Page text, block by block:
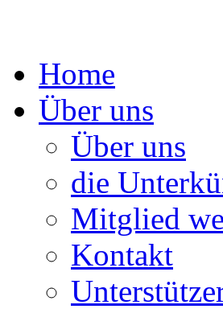
Springe
zum
Home
Über uns
Über uns
die
Mitglied
Kontakt